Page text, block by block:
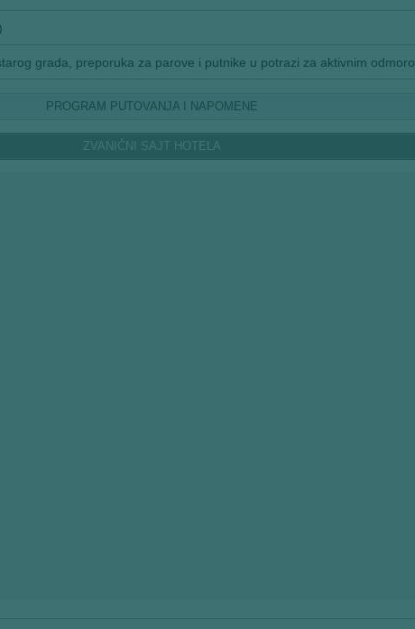
grada, preporuka za parove i putnike u potrazi za aktivnim
PROGRAM PUTOVANJA I NAPOMENE
ZVANIČNI SAJT HOTELA